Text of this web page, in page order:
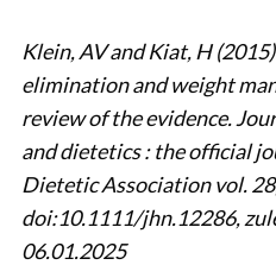
Klein, AV and Kiat, H
elimination and weight
review of the evidence.
and dietetics : the official
Dietetic Association vol.
doi:10.1111/jhn.12286,
06.01.2025